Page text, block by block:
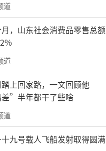
《龙狮舞水城》
道
，山东社会消费品零售总额
道
上回家路，一文回顾他
”半年都干了些啥
道
九号载人飞船发射取得圆满